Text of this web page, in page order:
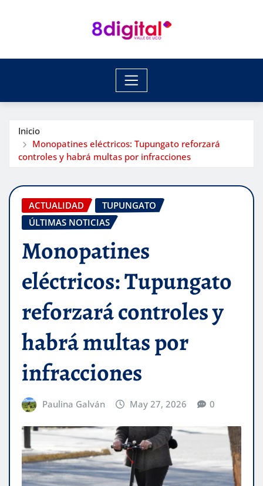
Inicio
Monopatines eléctricos: Tupungato reforzará
controles y habrá multas por infracciones
ACTUALIDAD
TUPUNGATO
ÚLTIMAS NOTICIAS
Monopatines
eléctricos: Tupungato
reforzará controles y
habrá multas por
infracciones
Paulina Galván May 27, 2026 0